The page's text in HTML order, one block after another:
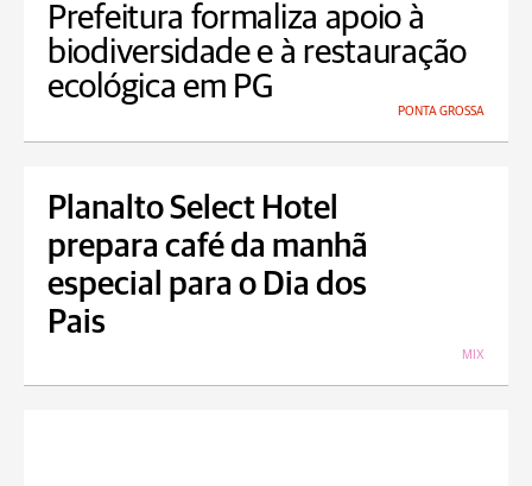
Prefeitura formaliza apoio à
biodiversidade e à restauração
ecológica em PG
PONTA GROSSA
Planalto Select Hotel
prepara café da manhã
especial para o Dia dos
Pais
MIX